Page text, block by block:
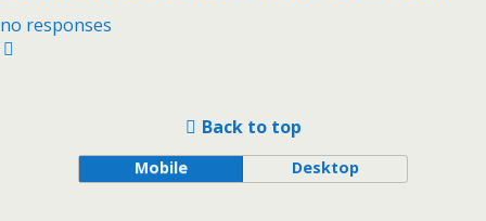
no responses
Back to top
Mobile Desktop